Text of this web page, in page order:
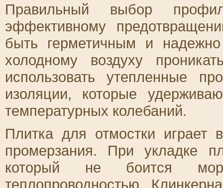
Правильный выбор
эффективному
быть герметичным и
холодному воздуху
использовать утепленные
изоляции, которые
температурных колебаний.
Плитка для отмостки
промерзания. При укладке
который не боится
теплопроводностью.